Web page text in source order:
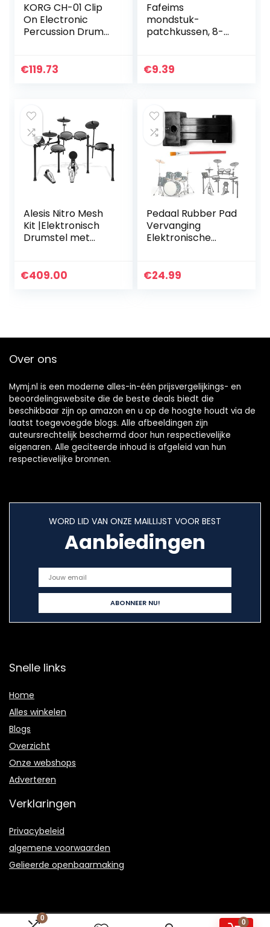
0
0
KORG CH-01 Clip
On Electronic
Percussion Drum
€119.73
Fafeims
mondstuk-
patchkussen, 8-
met rubber voor
€9.39
Alesis Nitro Mesh
Kit |Elektronisch
Drumstel met
Superstevig
Drumstokken en
€409.00
Pedaal Rubber Pad
Vervanging
Elektronische
schakelaar voor
€24.99
Over ons
Mymj.nl is een moderne alles-in-één prijsvergelijkings- en
beoordelingswebsite die de beste deals biedt die
beschikbaar zijn op amazon en u op de hoogte houdt via de
laatst toegevoegde blogs. Alle afbeeldingen zijn
auteursrechtelijk beschermd door hun respectievelijke
eigenaren. Alle geciteerde inhoud is afgeleid van hun
respectievelijke bronnen.
WORD LID VAN ONZE MAILLIJST VOOR BEST
Aanbiedingen
Snelle links
Home
Alles winkelen
Blogs
Overzicht
Onze webshops
Adverteren
Verklaringen
Privacybeleid
algemene voorwaarden
Gelieerde openbaarmaking